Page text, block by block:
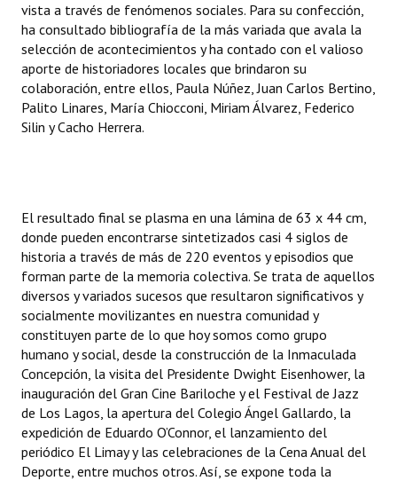
Registros y Distinciones
Datos Históricos
Premio al Mérito - Registro
Audiencias Públicas - Registro
Periodistas Decanos - Registro
Ciudadano Ilustre - Registro
Banca del Vecino - Registro
Huéspedes de Honor - Registro
Antiguos Pobladores - Registro
Reconocimientos - Registro
Bariloche, Municipio intercultural
Entrega de distinciones
vista a través de fenómenos sociales. Para su confección,
ha consultado bibliografía de la más variada que avala la
selección de acontecimientos y ha contado con el valioso
aporte de historiadores locales que brindaron su
colaboración, entre ellos, Paula Núñez, Juan Carlos Bertino,
Palito Linares, María Chiocconi, Miriam Álvarez, Federico
Silin y Cacho Herrera.
El resultado final se plasma en una lámina de 63 x 44 cm,
donde pueden encontrarse sintetizados casi 4 siglos de
historia a través de más de 220 eventos y episodios que
forman parte de la memoria colectiva. Se trata de aquellos
diversos y variados sucesos que resultaron significativos y
socialmente movilizantes en nuestra comunidad y
constituyen parte de lo que hoy somos como grupo
humano y social, desde la construcción de la Inmaculada
Concepción, la visita del Presidente Dwight Eisenhower, la
inauguración del Gran Cine Bariloche y el Festival de Jazz
de Los Lagos, la apertura del Colegio Ángel Gallardo, la
expedición de Eduardo O’Connor, el lanzamiento del
periódico El Limay y las celebraciones de la Cena Anual del
Deporte, entre muchos otros. Así, se expone toda la